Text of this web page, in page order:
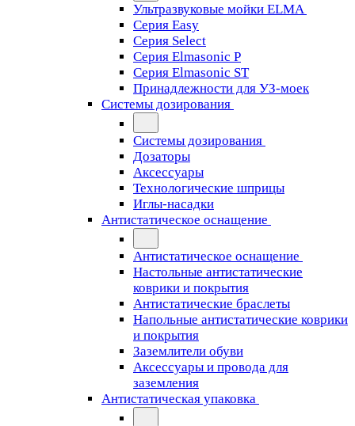
Ультразвуковые мойки ELMA
Серия Easy
Серия Select
Серия Elmasonic P
Серия Elmasonic ST
Принадлежности для УЗ-моек
Системы дозирования
Системы дозирования
Дозаторы
Аксессуары
Технологические шприцы
Иглы-насадки
Антистатическое оснащение
Антистатическое оснащение
Настольные антистатические
коврики и покрытия
Антистатические браслеты
Напольные антистатические коврики
и покрытия
Заземлители обуви
Аксессуары и провода для
заземления
Антистатическая упаковка